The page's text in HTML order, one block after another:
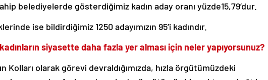
belediyelerde gösterdiğimiz kadın aday oranı yüzde15,79’dur.
ise bildirdiğimiz 1250 adayımızın 95’i kadındır.
siyasette daha fazla yer alması için neler yapıyorsunuz?
Kolları olarak görevi devraldığımızda, hızla örgütümüzdeki